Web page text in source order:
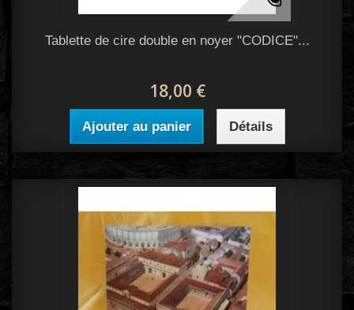
Tablette de cire double en noyer "CODICE"...
18,00 €
Ajouter au panier Détails